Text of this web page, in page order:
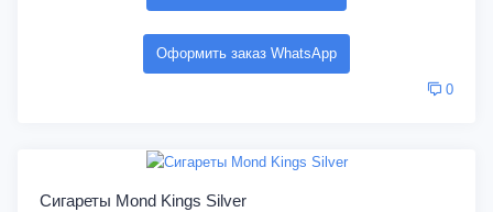
Оформить заказ WhatsApp
0
Сигареты Mond Kings Silver